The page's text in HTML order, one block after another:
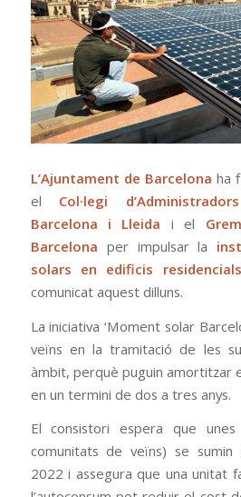
L’Ajuntament de Barcelona ha
el Col·legi
Barcelona i Lleida i el
Barcelona per impulsar la
solars en edificis residencials
comunicat aquest dilluns.
La iniciativa ‘Moment solar
veïns en la tramitació de les
àmbit, perquè puguin amortitzar
en un termini de dos a tres anys.
El consistori espera que
comunitats de veïns) se sumin
2022 i assegura que una unitat